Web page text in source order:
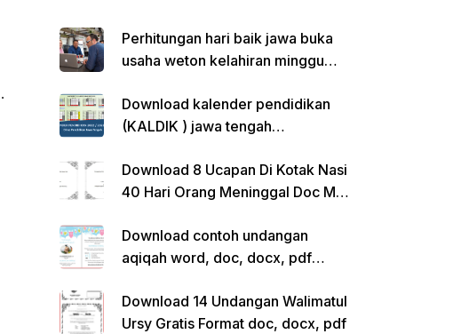
Perhitungan hari baik jawa buka
usaha weton kelahiran minggu
Download kalender pendidikan
(KALDIK ) jawa tengah
Download 8 Ucapan Di Kotak Nasi
40 Hari Orang Meninggal Doc Ms.
Download contoh undangan
aqiqah word, doc, docx, pdf
Download 14 Undangan Walimatul
Ursy Gratis Format doc, docx, pdf